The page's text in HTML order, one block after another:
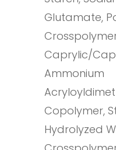
Glutamate,
Caprylic/
Ammonium
Copolymer,
Hydrolyzed